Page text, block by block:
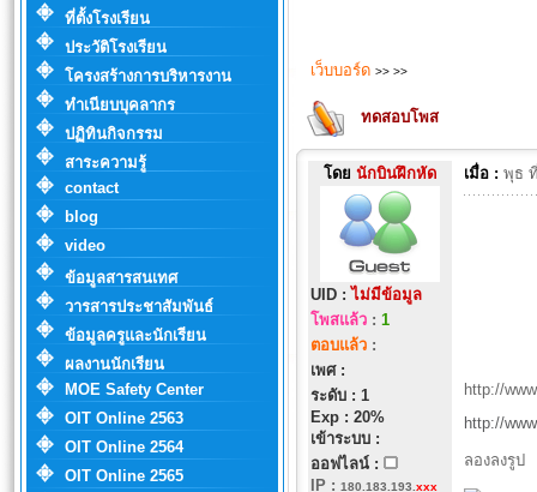
ที่ตั้งโรงเรียน
ประวัติโรงเรียน
โครงสร้างการบริหารงาน
ทำเนียบบุคลากร
ปฏิทินกิจกรรม
สาระความรู้
contact
blog
video
ข้อมูลสารสนเทศ
วารสารประชาสัมพันธ์
ข้อมูลครูและนักเรียน
ผลงานนักเรียน
MOE Safety Center
OIT Online 2563
OIT Online 2564
OIT Online 2565
เว็บบอร์ด >> >>
ทดสอบโพส
โดย นักบินฝึกหัด
UID :ไม่มีข้อมูล
โพสแล้ว: 1
ตอบแล้ว:
เพศ :
ระดับ : 1
Exp : 20%
เข้าระบบ :
ออฟไลน์ :
IP : 180.183.193. xxx
เมื่อ : พุธ
http://
http://
ลองลงรูป